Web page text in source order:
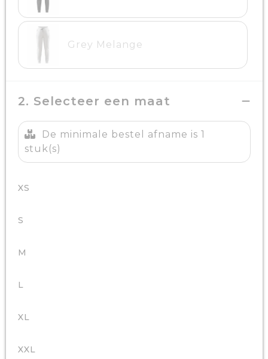
Grey Melange
2. Selecteer een maat
De minimale bestel afname is 1
stuk(s)
XS
S
M
L
XL
XXL